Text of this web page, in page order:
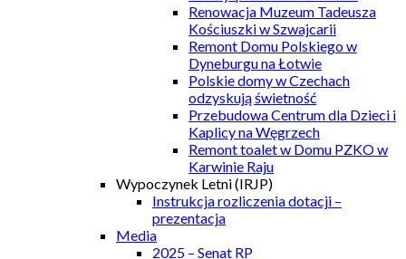
Renowacja Muzeum Tadeusza
Kościuszki w Szwajcarii
Remont Domu Polskiego w
Dyneburgu na Łotwie
Polskie domy w Czechach
odzyskują świetność
Przebudowa Centrum dla Dzieci i
Kaplicy na Węgrzech
Remont toalet w Domu PZKO w
Karwinie Raju
Wypoczynek Letni (IRJP)
Instrukcja rozliczenia dotacji –
prezentacja
Media
2025 – Senat RP